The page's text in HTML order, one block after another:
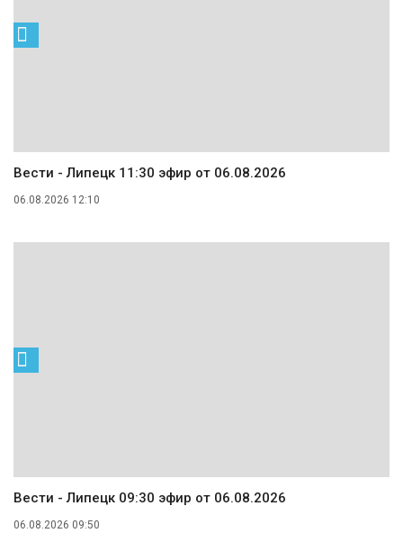
Вести - Липецк 11:30 эфир от 06.08.2026
06.08.2026 12:10
Вести - Липецк 09:30 эфир от 06.08.2026
06.08.2026 09:50